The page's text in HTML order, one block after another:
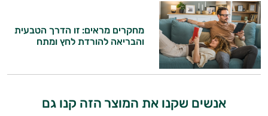
מחקרים מראים: זו הדרך הטבעית
והבריאה להורדת לחץ ומתח
אנשים שקנו את המוצר הזה קנו גם
התשובות שלי מבוססות על מאגרי מידע קליניים
וספרות מקצועית בתחומי הרפואה הטבעית
ותזונת הספורט.
אני כאן כדי לעזור לך להתאים את תוספי
התזונה ומוצרי הבריאות המדויקים למטרות
יום וגם בתחום הכושר והספורט.